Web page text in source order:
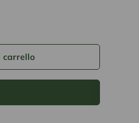
carrello